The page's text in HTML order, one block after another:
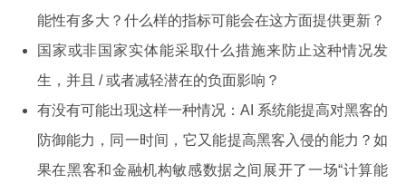
能性有多大？什么样的指标可能会在这方面提供更新？
国家或非国家实体能采取什么措施来防止这种情况发
生，并且 / 或者减轻潜在的负面影响？
有没有可能出现这样一种情况：AI 系统能提高对黑客的
防御能力，同一时间，它又能提高黑客入侵的能力？如
果在黑客和金融机构敏感数据之间展开了一场“计算能